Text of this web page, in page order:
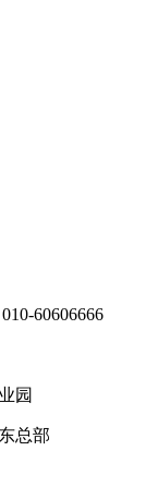
60606666
园
总部